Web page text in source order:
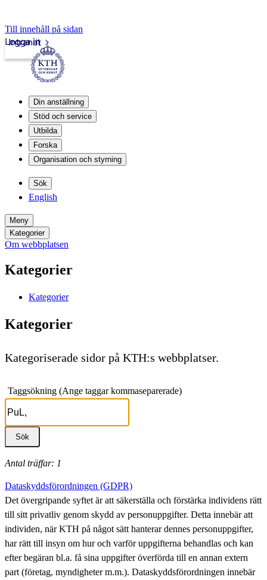
Till innehåll på sidan
Intranät
Logga in
Din anställning
Stöd och service
Utbilda
Forska
Organisation och styrning
Sök
English
Meny
Kategorier
Om webbplatsen
Kategorier
Kategorier
Kategorier
Kategoriserade sidor på KTH:s webbplatser.
Taggsökning (Ange taggar kommaseparerade)
Antal träffar: 1
Dataskyddsförordningen (GDPR)
Det övergripande syftet är att säkerställa och förstärka individens rätt
till sitt privatliv genom skydd av personuppgifter. Detta innebär att
individen, när KTH på något sätt hanterar dennes personuppgifter,
har rätt till insyn om hur och varför uppgifterna behandlas och kan
efter begäran bl.a. få sina uppgifter överförda till en annan extern
part (företag, myndigheter m.m.). Dataskyddsförordningen innebär